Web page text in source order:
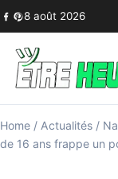
Skip to content
8 août 2026
Home / Actualités /
de 16 ans frappe un